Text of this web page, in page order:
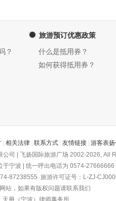
？
旅游预订优惠政策
什么是抵用券？
如何获得抵用券？
相关法律 联系方式 友情链接 游客表
司 | 飞扬国际旅游广场 2002-2026, All
于宁波 | 统一呼出电话为 0574-
87238555 旅游许可证号：L-ZJ-
站，如果有版权问题请联系我们
天册（宁波）律师事务所